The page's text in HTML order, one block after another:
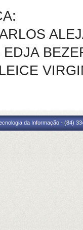
da Informação - (84)